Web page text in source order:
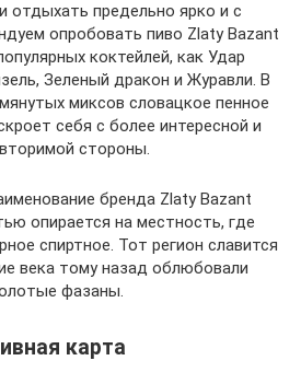
отдыхать предельно ярко и с
опробовать пиво Zlaty Bazant
коктейлей, как Удар
Зеленый дракон и Журавли. В
миксов словацкое пенное
себя с более интересной и
стороны.
бренда Zlaty Bazant
опирается на местность, где
спиртное. Тот регион славится
века тому назад облюбовали
фазаны.
карта